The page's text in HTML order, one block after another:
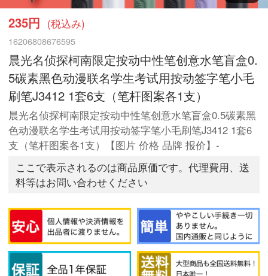
235円 (税込み)
16206808676595
晨光名侦探柯南限定按动中性笔创意水笔盲盒0.
5碳素黑色动漫联名学生考试用按动签字笔小毛
刷笔J3412 1套6支（笔杆图案各1支）
晨光名侦探柯南限定按动中性笔创意水笔盲盒0.5碳素黑
色动漫联名学生考试用按动签字笔小毛刷笔J3412 1套6
支（笔杆图案各1支）【图片 价格 品牌 报价】-
ここで表示されるのは商品原価です。代理費用、送
料等はお問い合わせください